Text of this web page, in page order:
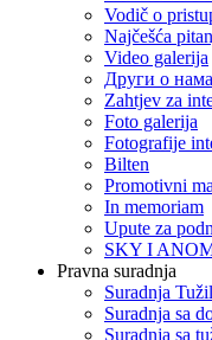
Vodič o
Najčešća
Video galerija
Други о
Zahtjev za
Foto galerija
Fotografije
Bilten
Promotivni
In memoriam
Upute za
SKY I
Pravna suradnja
Suradnja
Suradnja sa
Suradnja sa